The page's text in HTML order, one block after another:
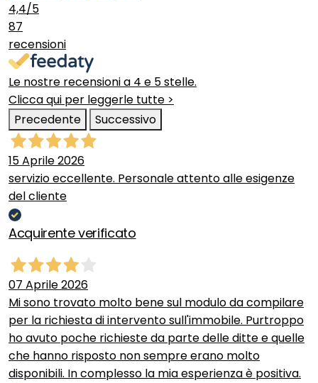
4,4/5
87
recensioni
Le nostre recensioni a 4 e 5 stelle.
Clicca qui per leggerle tutte >
Precedente
Successivo
15 Aprile 2026
servizio eccellente. Personale attento alle esigenze
del cliente
Acquirente verificato
07 Aprile 2026
Mi sono trovato molto bene sul modulo da compilare
per la richiesta di intervento sull'immobile. Purtroppo
ho avuto poche richieste da parte delle ditte e quelle
che hanno risposto non sempre erano molto
disponibili. In complesso la mia esperienza è positiva.